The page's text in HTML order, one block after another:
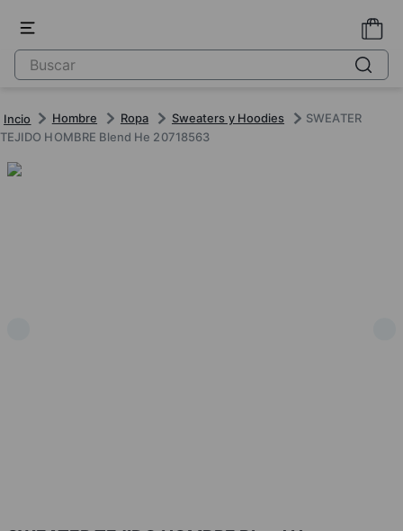
Hombre Ropa Sweaters y Hoodies
SWEATER
TEJIDO HOMBRE Blend He 20718563